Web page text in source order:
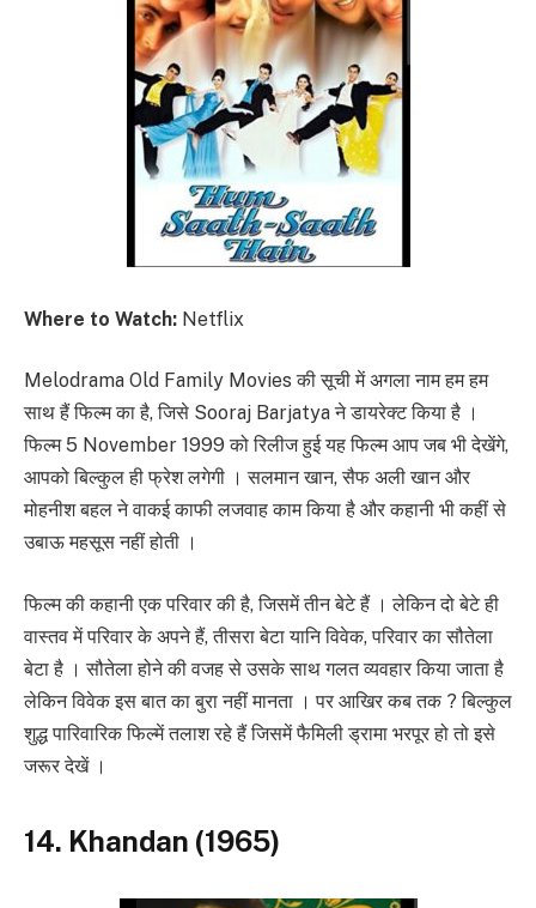
Where to Watch: Netflix
Melodrama Old Family Movies की सूची में अगला नाम हम हम
साथ हैं फिल्म का है, जिसे Sooraj Barjatya ने डायरेक्ट किया है ।
फिल्म 5 November 1999 को रिलीज हुई यह फिल्म आप जब भी देखेंगे,
आपको बिल्कुल ही फ्रेश लगेगी । सलमान खान, सैफ अली खान और
मोहनीश बहल ने वाकई काफी लजवाह काम किया है और कहानी भी कहीं से
उबाऊ महसूस नहीं होती ।
फिल्म की कहानी एक परिवार की है, जिसमें तीन बेटे हैं । लेकिन दो बेटे ही
वास्तव में परिवार के अपने हैं, तीसरा बेटा यानि विवेक, परिवार का सौतेला
बेटा है । सौतेला होने की वजह से उसके साथ गलत व्यवहार किया जाता है
लेकिन विवेक इस बात का बुरा नहीं मानता । पर आखिर कब तक ? बिल्कुल
शुद्ध पारिवारिक फिल्में तलाश रहे हैं जिसमें फैमिली ड्रामा भरपूर हो तो इसे
जरूर देखें ।
14. Khandan (1965)